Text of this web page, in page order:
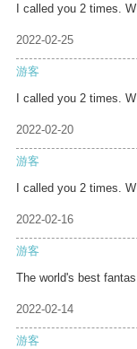
I called you 2 times. W
2022-02-25
游客
I called you 2 times. W
2022-02-20
游客
I called you 2 times. W
2022-02-16
游客
The world's best fantas
2022-02-14
游客